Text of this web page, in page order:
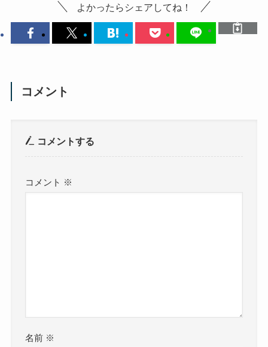
よかったらシェアしてね！
コメント
コメントする
コメント ※
名前 ※